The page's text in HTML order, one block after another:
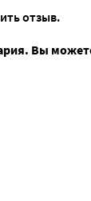
отзыв.
Вы